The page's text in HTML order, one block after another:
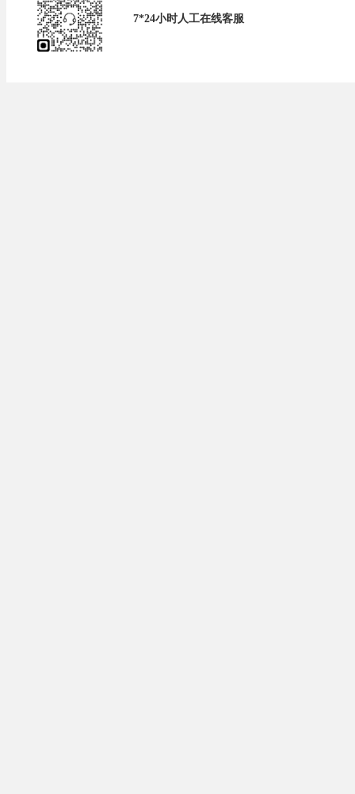
7*24小时人工在线客服